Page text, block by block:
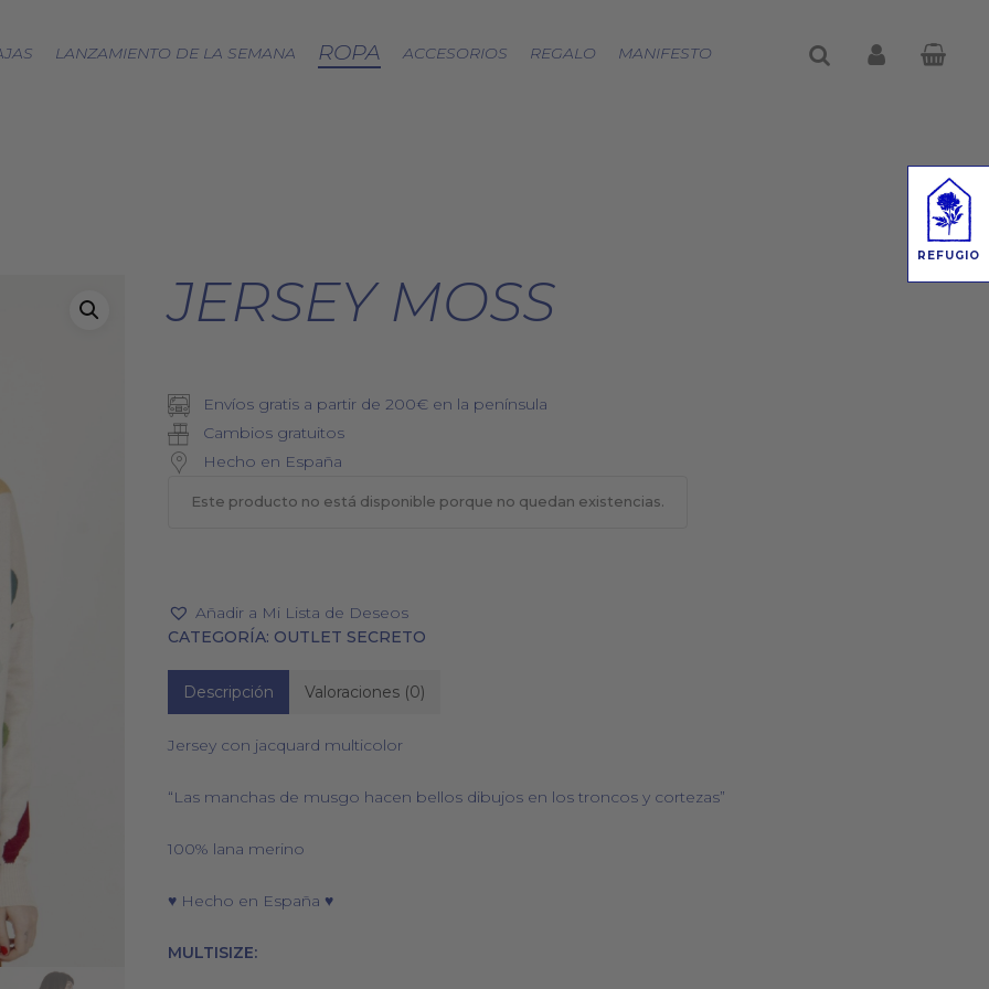
REFUGIO
LANZAMIENTO DE LA SEMANA ROPA
BJÖRK DRESS
PICNIC
ZERO WASTE
ACCESORIOS REGALO MANIFESTO buscaraccount
JERSEY MOSS
Envíos gratis a partir de 200€ en la península
Cambios gratuitos
Hecho en España
Este producto no está disponible porque no quedan existencias.
Añadir a Mi Lista de Deseos
CATEGORÍA: OUTLET SECRETO
Descripción Valoraciones (0)
Jersey con jacquard multicolor
“Las manchas de musgo hacen bellos dibujos en los troncos y cortezas”
100% lana merino
♥ Hecho en España ♥
MULTISIZE: